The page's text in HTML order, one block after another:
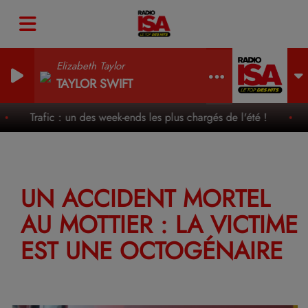
Elizabeth Taylor
TAYLOR SWIFT
Trafic : un des week-ends les plus chargés de l'été !
UN ACCIDENT MORTEL
AU MOTTIER : LA VICTIME
EST UNE OCTOGÉNAIRE